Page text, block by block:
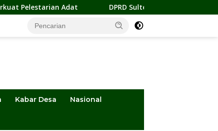
Adat DPRD Sulteng Apresiasi Penerbangan Perdana
Kabar Desa Nasional